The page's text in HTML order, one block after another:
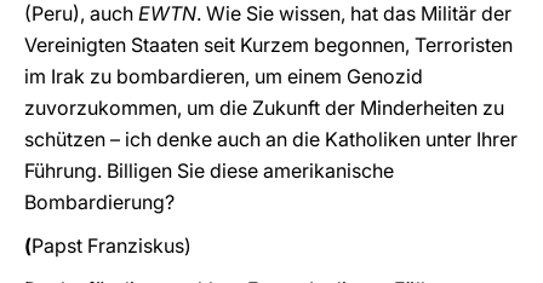
(Peru), auch EWTN. Wie Sie wissen, hat das Militär der
Vereinigten Staaten seit Kurzem begonnen, Terroristen
im Irak zu bombardieren, um einem Genozid
zuvorzukommen, um die Zukunft der Minderheiten zu
schützen – ich denke auch an die Katholiken unter Ihrer
Führung. Billigen Sie diese amerikanische
Bombardierung?
(Papst Franziskus)